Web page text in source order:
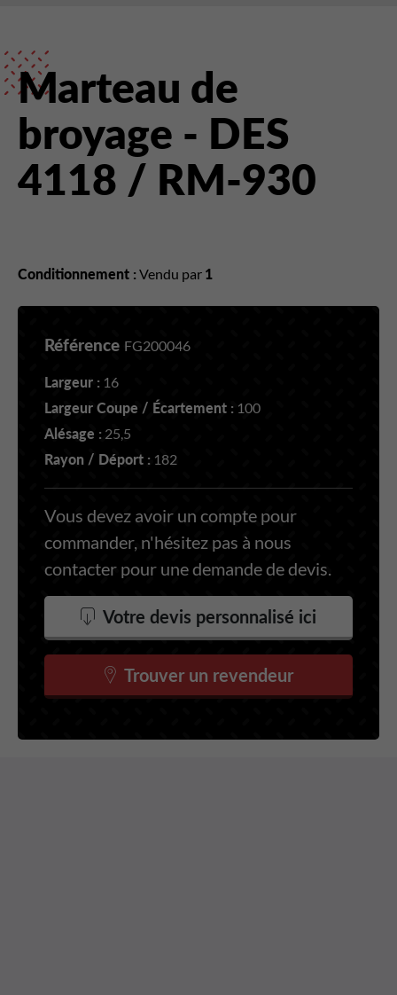
Marteau de
broyage - DES
4118 / RM-930
Conditionnement : Vendu par 1
Référence FG200046
Largeur : 16
Largeur Coupe / Écartement : 100
Alésage : 25,5
Rayon / Déport : 182
Vous devez avoir un compte pour
commander, n'hésitez pas à nous
contacter pour une demande de devis.
Votre devis personnalisé ici
Trouver un revendeur